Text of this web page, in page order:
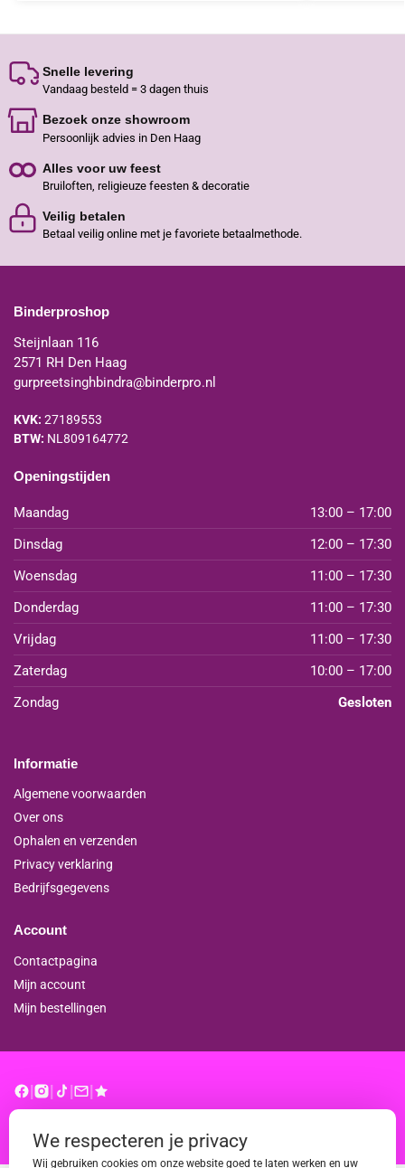
Snelle levering
Vandaag besteld = 3 dagen thuis
Bezoek onze showroom
Persoonlijk advies in Den Haag
Alles voor uw feest
Bruiloften, religieuze feesten & decoratie
Veilig betalen
Betaal veilig online met je favoriete betaalmethode.
Binderproshop
Steijnlaan 116
2571 RH Den Haag
gurpreetsinghbindra@binderpro.nl
KVK: 27189553
BTW: NL809164772
Openingstijden
Maandag
13:00 – 17:00
Dinsdag
12:00 – 17:30
Woensdag
11:00 – 17:30
Donderdag
11:00 – 17:30
Vrijdag
11:00 – 17:30
Zaterdag
10:00 – 17:00
Zondag
Gesloten
Informatie
Algemene voorwaarden
Over ons
Ophalen en verzenden
Privacy verklaring
Bedrijfsgegevens
Account
Contactpagina
Mijn account
Mijn bestellingen
We respecteren je privacy
Wij gebruiken cookies om onze website goed te laten werken en uw